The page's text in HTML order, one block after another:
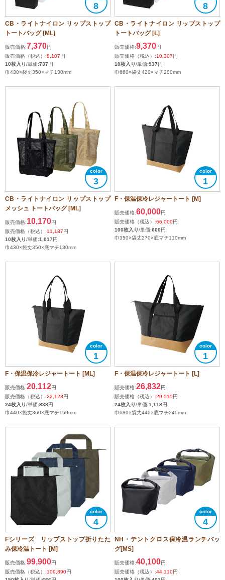
8
CB・ライトナイロン リップストップ
トートバッグ [ML]
販売価格:7,370円
販売価格（税込）:8,107円
10枚入り/単価:737円
巾430×袋丈350×マチ130mm
8
CB・ライトナイロン リップストップ
トートバッグ [L]
販売価格:9,370円
販売価格（税込）:10,307円
10枚入り/単価:937円
巾660×袋丈420×マチ200mm
3
CB・ライトナイロン リップストップ
メッシュ トートバッグ [ML]
販売価格:10,170円
販売価格（税込）:11,187円
10枚入り/単価:1,017円
巾430×袋丈350×底マチ130mm
1
F・保温保冷レジャートート [M]
販売価格:60,000円
販売価格（税込）:66,000円
100枚入り/単価:600円
巾350×袋丈270×底マチ110mm
1
F・保温保冷レジャートート [ML]
販売価格:20,112円
販売価格（税込）:22,123円
24枚入り/単価:838円
巾440×袋丈360×底マチ150mm
1
F・保温保冷レジャートート [L]
販売価格:26,832円
販売価格（税込）:29,515円
24枚入り/単価:1,118円
巾680×袋丈440×底マチ240mm
4
Fシリーズ リップストップ折りたた
み保冷温トート [M]
販売価格:99,900円
販売価格（税込）:109,890円
4
NH・テントクロス保冷温ランチバッ
グ[MS]
販売価格:40,100円
販売価格（税込）:44,110円